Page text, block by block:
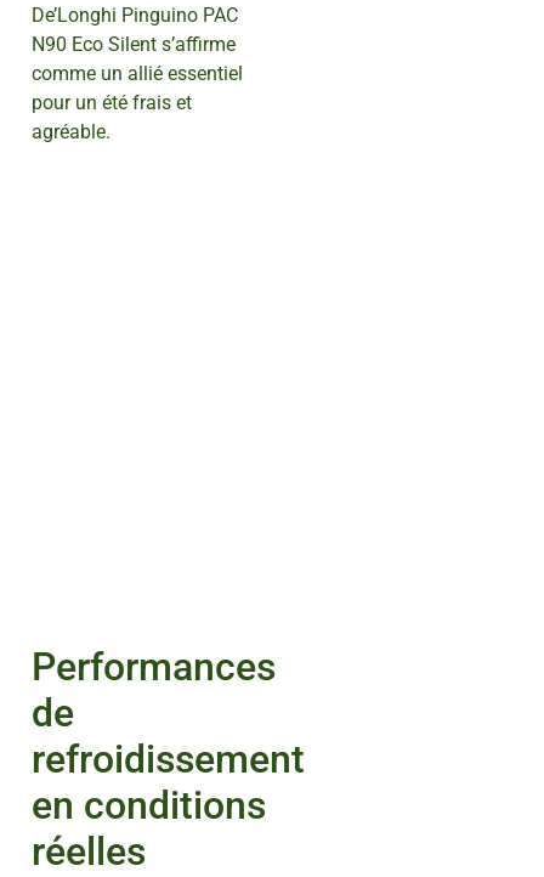
De’Longhi Pinguino PAC
N90 Eco Silent s’affirme
comme un allié essentiel
pour un été frais et
agréable.
Performances
de
refroidissement
en conditions
réelles